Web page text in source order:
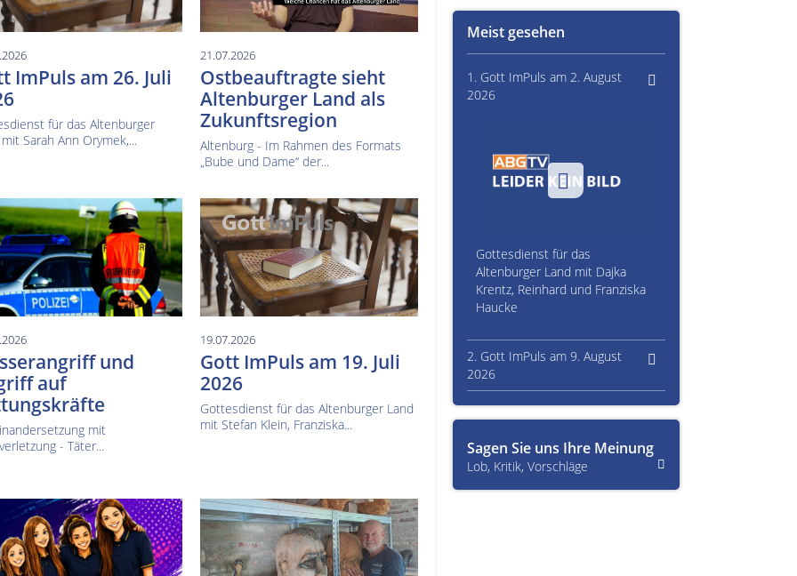
ImPuls am 26. Juli
für das Altenburger
Sarah Ann Orymek,...
21.07.2026
Ostbeauftragte sieht
Altenburger Land als
Zukunftsregion
Altenburg - Im Rahmen des Formats
„Bube und Dame“ der...
und
auf
mit
- Täter...
19.07.2026
Gott ImPuls am 19. Juli
2026
Gottesdienst für das Altenburger Land
mit Stefan Klein, Franziska...
Meist gesehen
1. Gott ImPuls am 2. August
2026
Gottesdienst für das
Altenburger Land mit Dajka
Krentz, Reinhard und Franziska
Haucke
2. Gott ImPuls am 9. August
2026
Sagen Sie uns Ihre Meinung
Lob, Kritik, Vorschläge